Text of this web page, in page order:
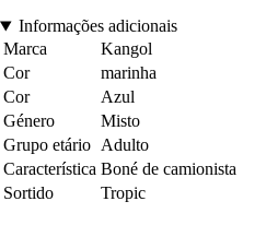
Informações adicionais
Marca
Kangol
Cor
marinha
Cor
Azul
Género
Misto
Grupo etário Adulto
Característica Boné de camionista
Sortido
Tropic